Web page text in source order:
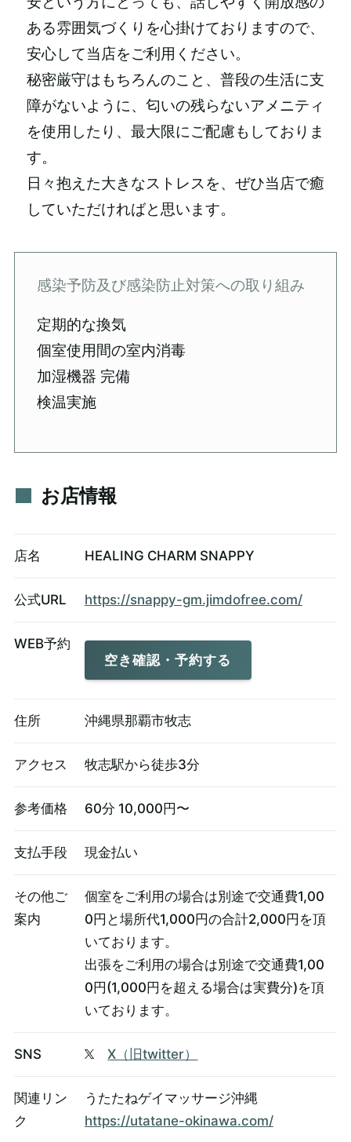
ある雰囲気づくりを心掛けておりますので、
安心して当店をご利用ください。
秘密厳守はもちろんのこと、普段の生活に支
障がないように、匂いの残らないアメニティ
を使用したり、最大限にご配慮もしておりま
す。
日々抱えた大きなストレスを、ぜひ当店で癒
していただければと思います。
感染予防及び感染防止対策への取り組み
定期的な換気
個室使用間の室内消毒
加湿機器 完備
検温実施
お店情報
店名 HEALING CHARM SNAPPY
公式URL https://snappy-gm.jimdofree.com/
WEB予約
空き確認・予約する
住所 沖縄県那覇市牧志
アクセス 牧志駅から徒歩3分
参考価格 60分 10,000円〜
支払手段 現金払い
その他ご
案内
個室をご利用の場合は別途で交通費1,00
0円と場所代1,000円の合計2,000円を頂
いております。
出張をご利用の場合は別途で交通費1,00
0円(1,000円を超える場合は実費分)を頂
いております。
SNS X（旧twitter）
関連リン
ク
うたたねゲイマッサージ沖縄
https://utatane-okinawa.com/